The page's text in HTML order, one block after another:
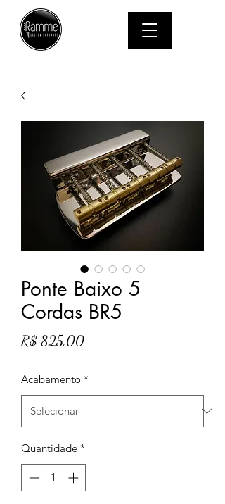
Ponte Baixo 5
Cordas BR5
R$ 825,00Preço
Acabamento *
Quantidade *